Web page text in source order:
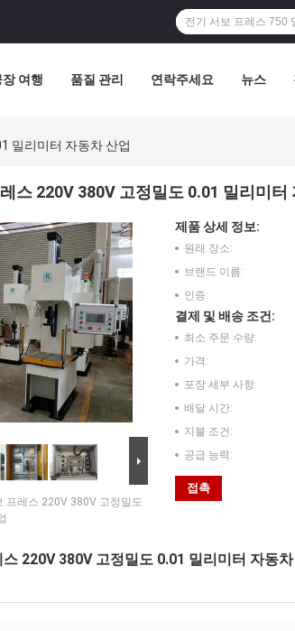
장 여행 품질 관리 연락주세요 뉴스
밀리미터 자동차 산업
스 220V 380V 고정밀도 0.01 밀리미터
프레스 220V 380V 고정밀도
제품 상세 정보:
원래 장소:
브랜드 이름:
인증:
결제 및 배송 조건:
최소 주문 수량:
가격:
포장 세부 사항:
배달 시간:
지불 조건:
공급 능력:
접촉
220V 380V 고정밀도 0.01 밀리미터 자동차